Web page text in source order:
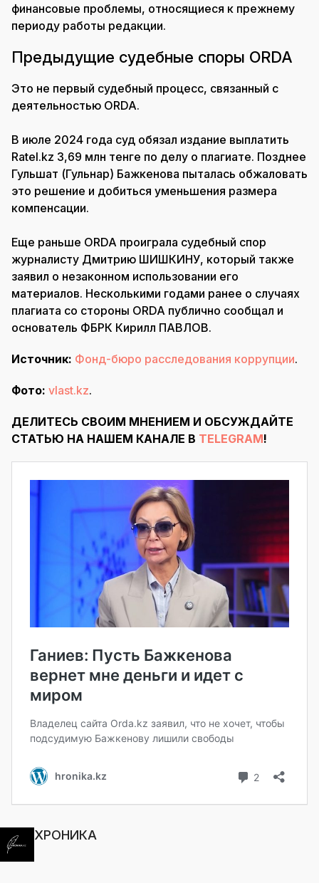
финансовые проблемы, относящиеся к прежнему
периоду работы редакции.
Предыдущие судебные споры ORDA
Это не первый судебный процесс, связанный с
деятельностью ORDA.
В июле 2024 года суд обязал издание выплатить
Ratel.kz 3,69 млн тенге по делу о плагиате. Позднее
Гульшат (Гульнар) Бажкенова пыталась обжаловать
это решение и добиться уменьшения размера
компенсации.
Еще раньше ORDA проиграла судебный спор
журналисту Дмитрию ШИШКИНУ, который также
заявил о незаконном использовании его
материалов. Несколькими годами ранее о случаях
плагиата со стороны ORDA публично сообщал и
основатель ФБРК Кирилл ПАВЛОВ.
Источник: Фонд-бюро расследования коррупции.
Фото: vlast.kz.
ДЕЛИТЕСЬ СВОИМ МНЕНИЕМ И ОБСУЖДАЙТЕ
СТАТЬЮ НА НАШЕМ КАНАЛЕ В TELEGRAM!
ХРОНИКА